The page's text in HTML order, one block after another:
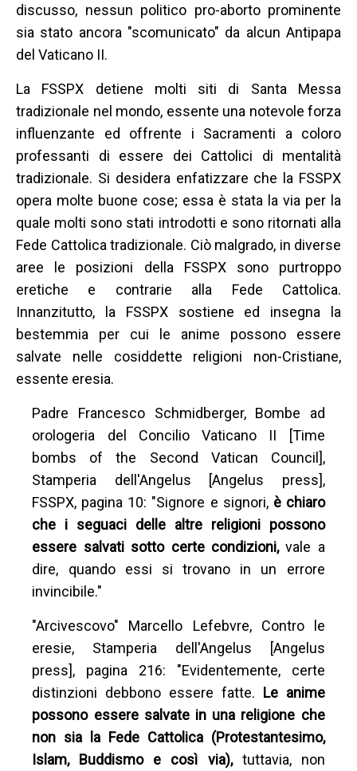
discusso, nessun politico pro-aborto prominente
sia stato ancora "scomunicato" da alcun Antipapa
del Vaticano II.
La FSSPX detiene molti siti di Santa Messa
tradizionale nel mondo, essente una notevole forza
influenzante ed offrente i Sacramenti a coloro
professanti di essere dei Cattolici di mentalità
tradizionale. Si desidera enfatizzare che la FSSPX
opera molte buone cose; essa è stata la via per la
quale molti sono stati introdotti e sono ritornati alla
Fede Cattolica tradizionale. Ciò malgrado, in diverse
aree le posizioni della FSSPX sono purtroppo
eretiche e contrarie alla Fede Cattolica.
Innanzitutto, la FSSPX sostiene ed insegna la
bestemmia per cui le anime possono essere
salvate nelle cosiddette religioni non-Cristiane,
essente eresia.
Padre Francesco Schmidberger, Bombe ad
orologeria del Concilio Vaticano II [Time
bombs of the Second Vatican Council],
Stamperia dell'Angelus [Angelus press],
FSSPX, pagina 10: "Signore e signori, è chiaro
che i seguaci delle altre religioni possono
essere salvati sotto certe condizioni,vale a
dire, quando essi si trovano in un errore
invincibile."
"Arcivescovo" Marcello Lefebvre, Contro le
eresie, Stamperia dell'Angelus [Angelus
press], pagina 216: "Evidentemente, certe
distinzioni debbono essere fatte. Le anime
possono essere salvate in una religione che
non sia la Fede Cattolica (Protestantesimo,
Islam, Buddismo e così via), tuttavia, non